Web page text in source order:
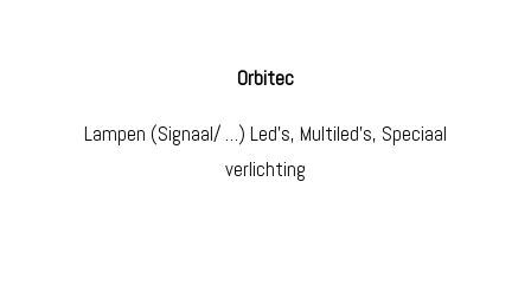
Orbitec
Lampen (Signaal/ …) Led’s, Multiled’s, Speciaal
verlichting